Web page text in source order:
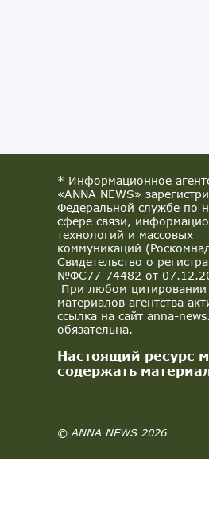
* Информационное
«ANNA NEWS»
Федеральной службе по
сфере связи,
технологий и массовых
коммуникаций
Свидетельство о
№ФС77-74482 от
При любом цитировании
материалов агентства
ссылка на сайт anna-
обязательна.
Настоящий ресурс
содержать
© ANNA NEWS 2026